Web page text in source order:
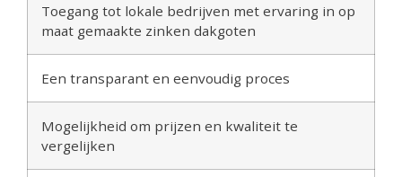
Toegang tot lokale bedrijven met ervaring in op
maat gemaakte zinken dakgoten
Een transparant en eenvoudig proces
Mogelijkheid om prijzen en kwaliteit te
vergelijken